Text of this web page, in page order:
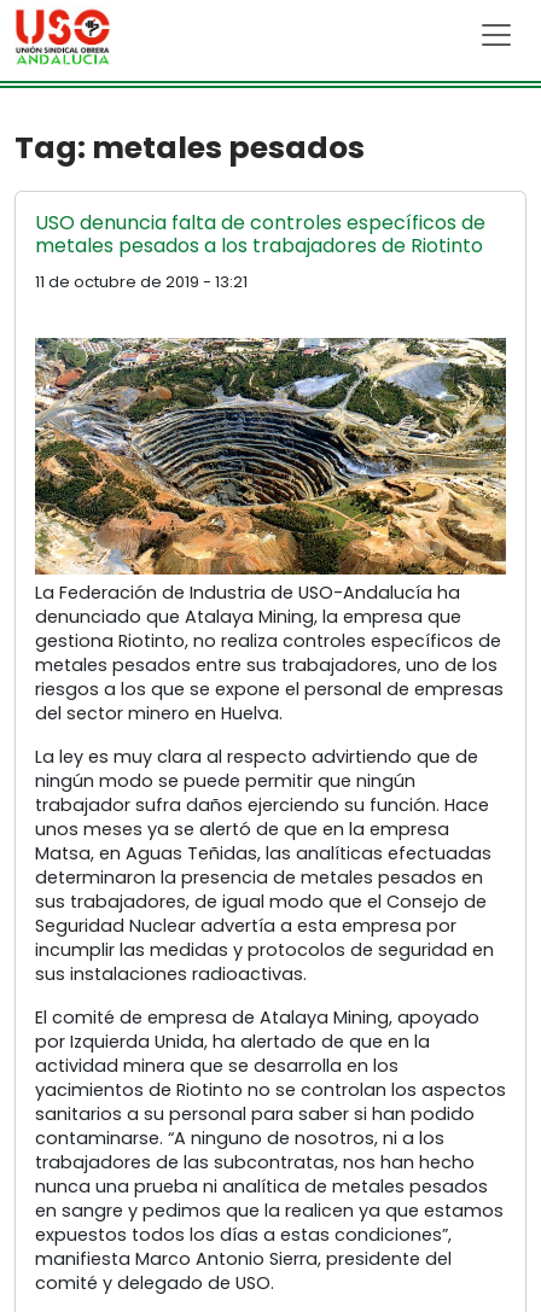
Skip to main content
Tag: metales pesados
USO denuncia falta de controles específicos de
metales pesados a los trabajadores de Riotinto
11 de octubre de 2019 - 13:21
La Federación de Industria de USO-Andalucía ha
denunciado que Atalaya Mining, la empresa que
gestiona Riotinto, no realiza controles específicos de
metales pesados entre sus trabajadores, uno de los
riesgos a los que se expone el personal de empresas
del sector minero en Huelva.
La ley es muy clara al respecto advirtiendo que de
ningún modo se puede permitir que ningún
trabajador sufra daños ejerciendo su función. Hace
unos meses ya se alertó de que en la empresa
Matsa, en Aguas Teñidas, las analíticas efectuadas
determinaron la presencia de metales pesados en
sus trabajadores, de igual modo que el Consejo de
Seguridad Nuclear advertía a esta empresa por
incumplir las medidas y protocolos de seguridad en
sus instalaciones radioactivas.
El comité de empresa de Atalaya Mining, apoyado
por Izquierda Unida, ha alertado de que en la
actividad minera que se desarrolla en los
yacimientos de Riotinto no se controlan los aspectos
sanitarios a su personal para saber si han podido
contaminarse. “A ninguno de nosotros, ni a los
trabajadores de las subcontratas, nos han hecho
nunca una prueba ni analítica de metales pesados
en sangre y pedimos que la realicen ya que estamos
expuestos todos los días a estas condiciones”,
manifiesta Marco Antonio Sierra, presidente del
comité y delegado de USO.